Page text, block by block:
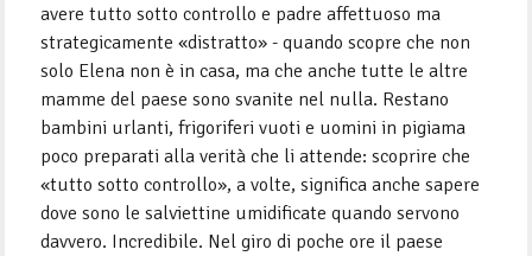
avere tutto sotto controllo e padre affettuoso ma
strategicamente «distratto» - quando scopre che non
solo Elena non è in casa, ma che anche tutte le altre
mamme del paese sono svanite nel nulla. Restano
bambini urlanti, frigoriferi vuoti e uomini in pigiama
poco preparati alla verità che li attende: scoprire che
«tutto sotto controllo», a volte, significa anche sapere
dove sono le salviettine umidificate quando servono
davvero. Incredibile. Nel giro di poche ore il paese